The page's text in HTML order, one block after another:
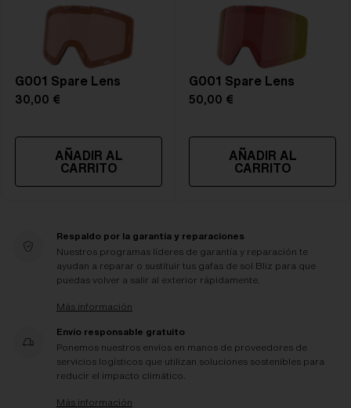
G001 Spare Lens
30,00 €
AÑADIR AL
CARRITO
G001 Spare Lens
50,00 €
AÑADIR AL
CARRITO
Respaldo por la garantía y reparaciones
Nuestros programas líderes de garantía y reparación te
ayudan a reparar o sustituir tus gafas de sol Bliz para que
puedas volver a salir al exterior rápidamente.
Más información
Envío responsable gratuito
Ponemos nuestros envíos en manos de proveedores de
servicios logísticos que utilizan soluciones sostenibles para
reducir el impacto climático.
Más información